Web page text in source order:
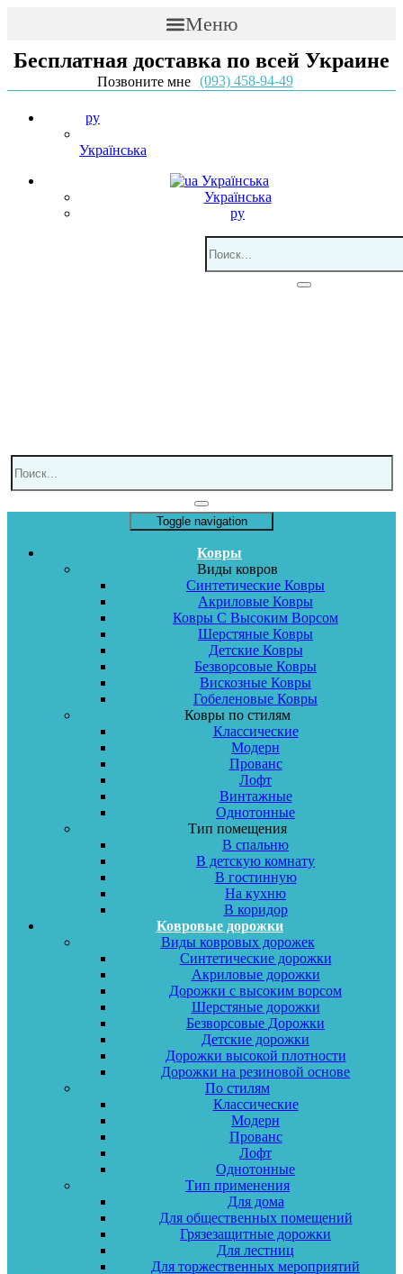
Меню
Бесплатная доставка по всей Украине
Позвоните мне (093) 458-94-49
ру
Українська
Українська
Українська
ру
Toggle navigation
Ковры
Виды ковров
Синтетические Ковры
Акриловые Ковры
Ковры С Высоким Ворсом
Шерстяные Ковры
Детские Ковры
Безворсовые Ковры
Вискозные Ковры
Гобеленовые Ковры
Ковры по стилям
Классические
Модерн
Прованс
Лофт
Винтажные
Однотонные
Тип помещения
В спальню
В детскую комнату
В гостинную
На кухню
В коридор
Ковровые дорожки
Виды ковровых дорожек
Синтетические дорожки
Акриловые дорожки
Дорожки с высоким ворсом
Шерстяные дорожки
Безворсовые Дорожки
Детские дорожки
Дорожки высокой плотности
Дорожки на резиновой основе
По стилям
Классические
Модерн
Прованс
Лофт
Однотонные
Тип применения
Для дома
Для общественных помещений
Грязезащитные дорожки
Для лестниц
Для торжественных мероприятий